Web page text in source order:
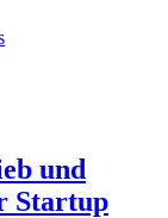
und
Startup